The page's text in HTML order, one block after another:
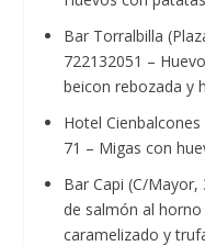
Bar Torralbilla
722132051 –
beicon rebozada y
Hotel
71 – Migas con
Bar Capi (C/
de salmón al
caramelizado y